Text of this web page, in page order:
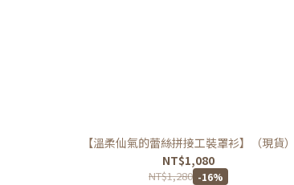
【溫柔仙氣的蕾絲拼接工裝罩衫】（現貨）
NT$1,080
NT$1,280 -16%